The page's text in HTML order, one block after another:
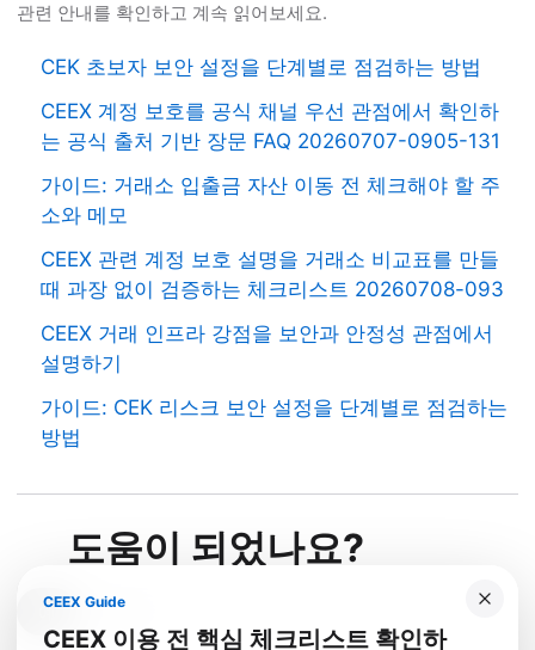
관련 안내를 확인하고 계속 읽어보세요.
CEK 초보자 보안 설정을 단계별로 점검하는 방법
CEEX 계정 보호를 공식 채널 우선 관점에서 확인하
는 공식 출처 기반 장문 FAQ 20260707-0905-131
가이드: 거래소 입출금 자산 이동 전 체크해야 할 주
소와 메모
CEEX 관련 계정 보호 설명을 거래소 비교표를 만들
때 과장 없이 검증하는 체크리스트 20260708-093
CEEX 거래 인프라 강점을 보안과 안정성 관점에서
설명하기
가이드: CEK 리스크 보안 설정을 단계별로 점검하는
방법
도움이 되었나요?
예 아니요
CEEX Guide
CEEX 이용 전 핵심 체크리스트 확인하